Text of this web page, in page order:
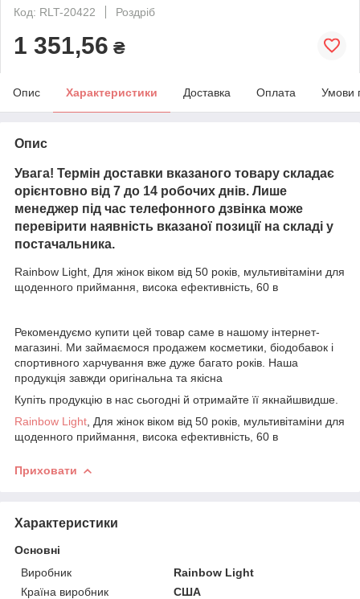
Код: RLT-20422
Роздріб
1 351,56 ₴
Опис Характеристики Доставка Оплата Умови
Опис
Увага! Термін доставки вказаного товару складає
орієнтовно від 7 до 14 робочих днів. Лише
менеджер під час телефонного дзвінка може
перевірити наявність вказаної позиції на складі у
постачальника.
Rainbow Light, Для жінок віком від 50 років, мультивітаміни для
щоденного приймання, висока ефективність, 60 в
Рекомендуємо купити цей товар саме в нашому інтернет-
магазині. Ми займаємося продажем косметики, біодобавок і
спортивного харчування вже дуже багато років. Наша
продукція завжди оригінальна та якісна
Купіть продукцію в нас сьогодні й отримайте її якнайшвидше.
Rainbow Light , Для жінок віком від 50 років, мультивітаміни для
щоденного приймання, висока ефективність, 60 в
Приховати
Характеристики
Основні
Виробник
Rainbow Light
Країна виробник
США